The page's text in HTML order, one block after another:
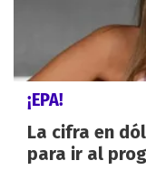
¡EPA!
La cifra en
para ir al